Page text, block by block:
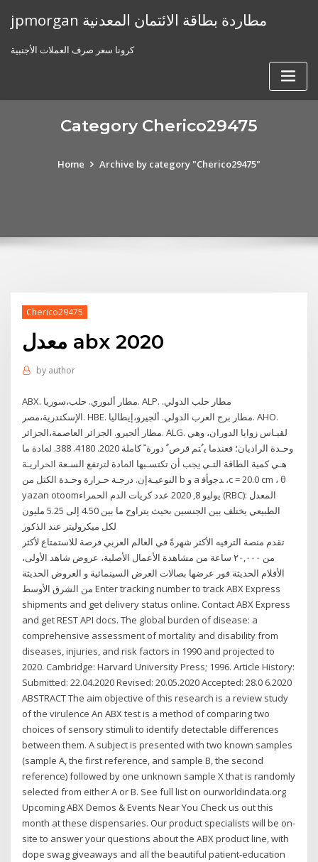
jpmorgan مطاردة بطاقة الائتمان المعدنية
كرونا سعر صرف العملات الأجنبية
Category Cherico29475
Home Archive by category "Cherico29475"
Cherico29475
معدل abx 2020
by author
ABX. مطار ألبوري. حلب،سوريا. ALP. مطار حلب الدولي.
الإسكندرية،مصر. HBE. مطار برج العرب الدولي. ألجيرو،إيطاليا. AHO.
مطار ألجيرو. الجزائر العاصمة،الجزائر. ALG. ﻟﻘﻴـﺎﺱ ﺯﻭﺍﻳﺎ ﺍﻟﺪﻭﺭﺍﻥ، ﻭﻫﻲ
ﻭﺣـﺪﺓ ﺍﻟﺮﺍﺩﻳﺎﻥ؛ ﻓﻌﻨﺪﻣﺎ ﻳﹸﺘﻢ ﻗﺮﺹﹲ ﺩﻭﺭﺓﹰ ﻛﺎﻣﻠﺔ 2020. 4180. 388. ﳌﺎﺩﺓ ﻣﺎ
ﻫـﻲ ﻛﻤﻴﺔ ﺍﻟﻄﺎﻗﺔ ﺍﻟﺘـﻲ ﳚﺐ ﺃﻥ ﺗﻜﺘﺴـﺒﻬﺎ ﺍﳌﺎﺩﺓ ﻟﱰﺗﻔﻊ ﺍﻟﺴـﻌﺔ ﺍﳊﺮﺍﺭﻳـﺔ
ﺍﻟﻨﻮﻋﻴـﺔﺇﻥ. ﺩﺭﺟـﺔ ﺣـﺮﺍﺭﺓ ﻭﺣـﺪﺓ ﺍﻟﻜﺘﻞ ﻣﻦ b ﻭ a ﺪﺟﻭﺄﻓ ،c = 20.0 cm ، θ
yazan otoomيوليو 8, 2020 عدد كريات الدم الحمراء (RBC): المعدل
الطبيعي يختلف بين الجنسين بحيث يتراوح ما بين 4.50 إلى 5.25 مليون
تقدم منصة الترفيه الأكثر شهرةً في العالم العربي فرصة للاستمتاع لأكثر
من ٢٠,٠٠٠ ساعة من مشاهدة الأعمال الأصلية، عروض شاهد الأولى،
الأفلام الحديثة فور عرضها بصالات العرض السينمائية و العروض الحديثة
من الشرق الأوسط Enter tracking number to track ABX Express
shipments and get delivery status online. Contact ABX Express
and get REST API docs. The global burden of disease: a
comprehensive assessment of mortality and disability from
diseases, injuries, and risk factors in 1990 and projected to
2020. Cambridge: Harvard University Press; 1996. Article History:
Submitted: 22.04.2020 Revised: 20.05.2020 Accepted: 28.0 6.2020
ABSTRACT The aim objective of this research is a review study
of the virulence An ABX test is a method of comparing two
choices of sensory stimuli to identify detectable differences
between them. A subject is presented with two known samples
(sample A, the first reference, and sample B, the second
reference) followed by one unknown sample X that is randomly
selected from either A or B. See full list on ourworldindata.org
Upcoming ABX Demos & Events Near You Check us out this
month at these dispensaries. Our product specialists will be on-
site to answer your questions about the ABX product line, with
dope swag giveaways and all the beautiful patient-education